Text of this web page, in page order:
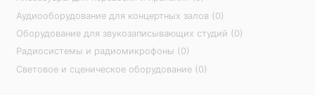
Аудиооборудование для концертных залов (0)
Оборудование для звукозаписывающих студий (0)
Радиосистемы и радиомикрофоны (0)
Световое и сценическое оборудование (0)